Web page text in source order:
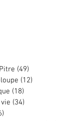
(49)
(12)
(18)
(34)